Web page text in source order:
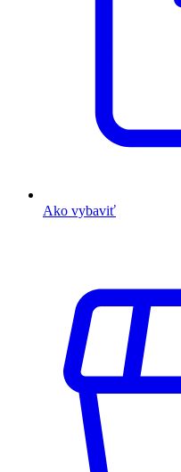
Ako vybaviť